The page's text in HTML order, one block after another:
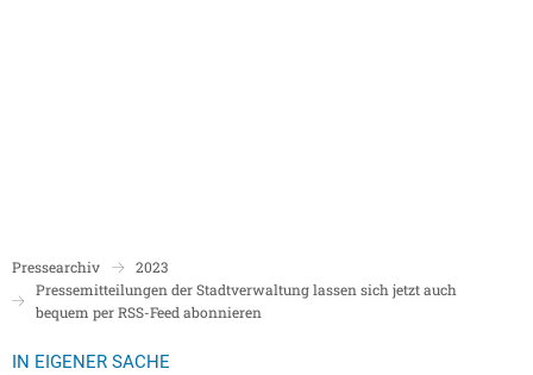
Mandatsträger/innen
Stadtentwicklung/Konzepte
Museum
Ortsbezirke
Freizeit, Kultur und Tourismus
Freibad
Pressearchiv
2023
Pressemitteilungen der Stadtverwaltung lassen sich jetzt auch
bequem per RSS-Feed abonnieren
IN EIGENER SACHE